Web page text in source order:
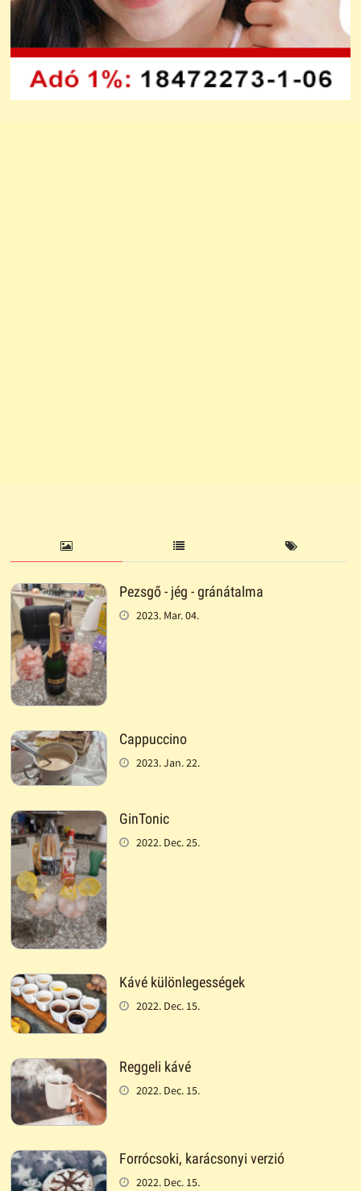
Pezsgő - jég - gránátalma
2023. Mar. 04.
Cappuccino
2023. Jan. 22.
GinTonic
2022. Dec. 25.
Kávé különlegességek
2022. Dec. 15.
Reggeli kávé
2022. Dec. 15.
Forrócsoki, karácsonyi verzió
2022. Dec. 15.